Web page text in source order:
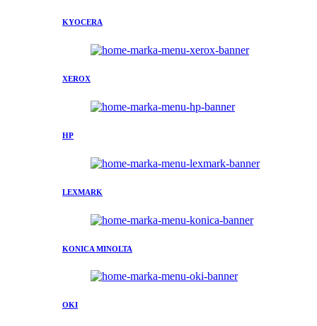
KYOCERA
XEROX
HP
LEXMARK
KONICA MINOLTA
OKI